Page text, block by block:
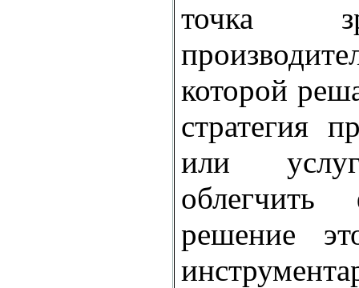
точка
которой
стратегия
или
решение